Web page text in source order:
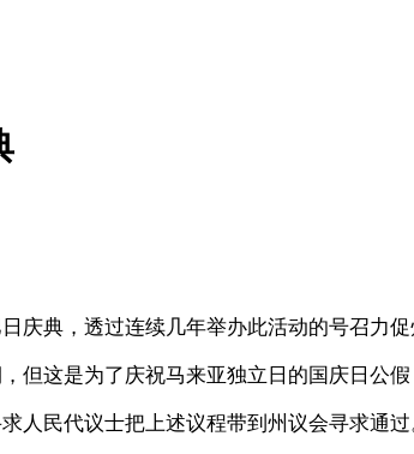
庆典，透过连续几年举办此活动的号召力促
这是为了庆祝马来亚独立日的国庆日公假
人民代议士把上述议程带到州议会寻求通过